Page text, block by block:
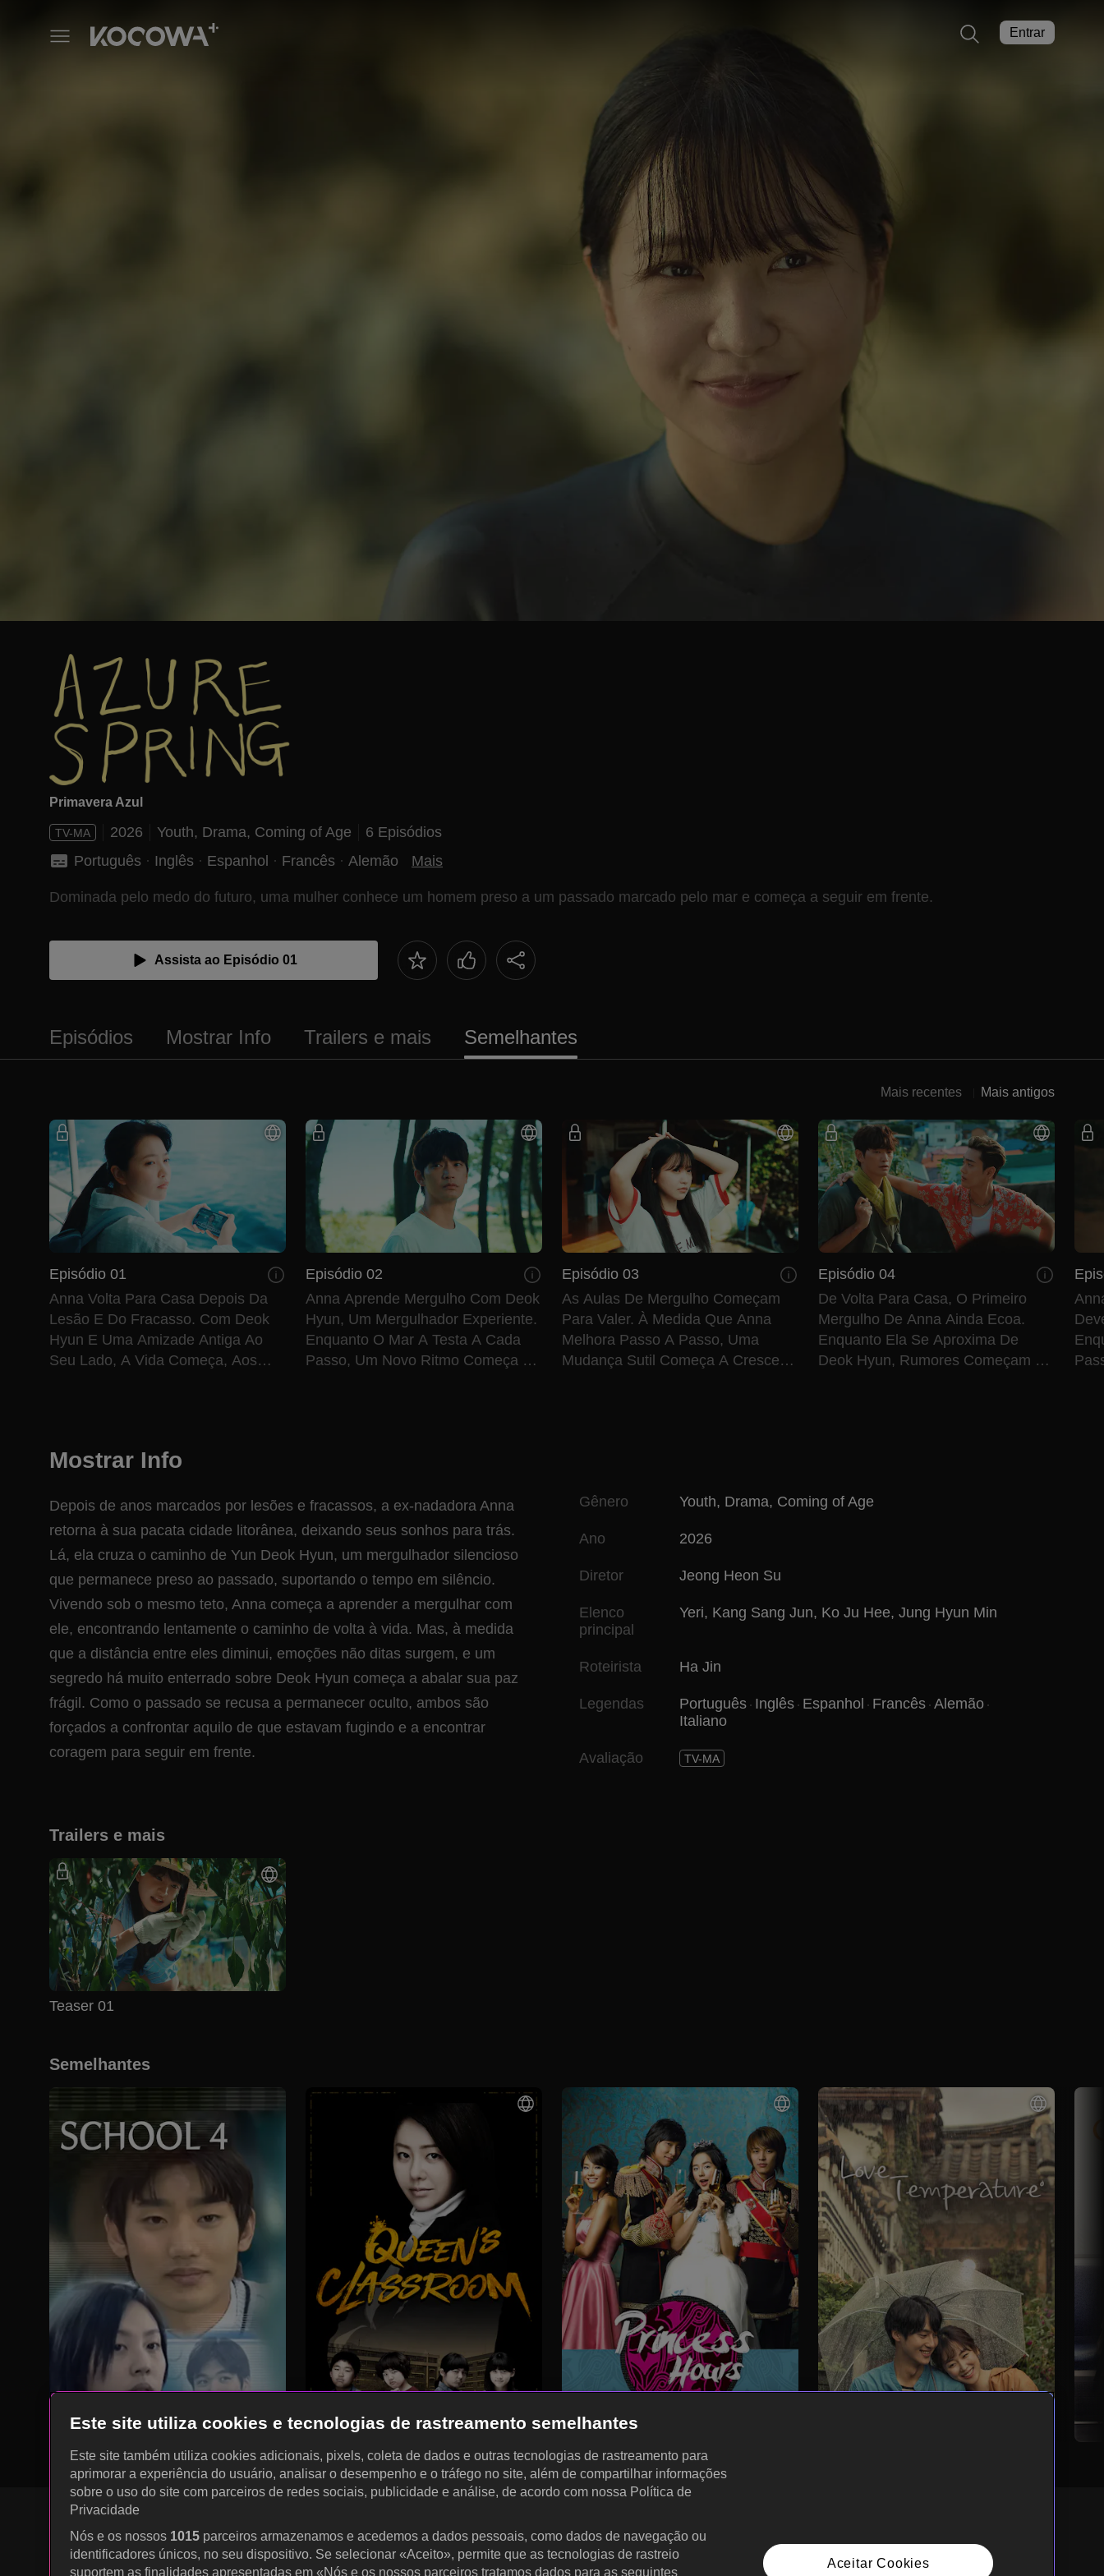
Entrar
Primavera Azul
TV-MA 2026 Youth, Drama, Coming of Age
6 Episódios
Português · Inglês · Espanhol · Francês · Alemão Mais
Dominada pelo medo do futuro, uma mulher conhece um homem preso a um passado marcado pelo mar e começa a seguir em frente.
Assista ao Episódio 01
Episódios Mostrar Info Trailers e mais Semelhantes
Mais recentes Mais antigos
Episódio 01
Anna Volta Para Casa Depois Da
Lesão E Do Fracasso. Com Deok
Hyun E Uma Amizade Antiga Ao
Seu Lado, A Vida Começa, Aos
Episódio 02
Anna Aprende Mergulho Com Deok
Hyun, Um Mergulhador Experiente.
Enquanto O Mar A Testa A Cada
Passo, Um Novo Ritmo Começa A
Episódio 03
As Aulas De Mergulho Começam
Para Valer. À Medida Que Anna
Melhora Passo A Passo, Uma
Mudança Sutil Começa A Crescer
Episódio 04
De Volta Para Casa, O Primeiro
Mergulho De Anna Ainda Ecoa.
Enquanto Ela Se Aproxima De
Deok Hyun, Rumores Começam A
Mostrar Info
Depois de anos marcados por lesões e fracassos, a ex‑nadadora Anna
retorna à sua pacata cidade litorânea, deixando seus sonhos para trás.
Lá, ela cruza o caminho de Yun Deok Hyun, um mergulhador silencioso
que permanece preso ao passado, suportando o tempo em silêncio.
Vivendo sob o mesmo teto, Anna começa a aprender a mergulhar com
ele, encontrando lentamente o caminho de volta à vida. Mas, à medida
que a distância entre eles diminui, emoções não ditas surgem, e um
segredo há muito enterrado sobre Deok Hyun começa a abalar sua paz
frágil. Como o passado se recusa a permanecer oculto, ambos são
forçados a confrontar aquilo de que estavam fugindo e a encontrar
coragem para seguir em frente.
Gênero Youth, Drama, Coming of Age
Ano 2026
Diretor Jeong Heon Su
Elenco
principal
Yeri, Kang Sang Jun, Ko Ju Hee, Jung Hyun Min
Roteirista Ha Jin
Legendas Português Inglês Espanhol Francês Alemão
Italiano
Avaliação TV-MA
Trailers e mais
Teaser 01
Semelhantes
KOCOWA+ Redes Sociais KOCOWA+ Português
Este site utiliza cookies e tecnologias de rastreamento semelhantes
Este site também utiliza cookies adicionais, pixels, coleta de dados e outras tecnologias de rastreamento para
aprimorar a experiência do usuário, analisar o desempenho e o tráfego no site, além de compartilhar informações
sobre o uso do site com parceiros de redes sociais, publicidade e análise, de acordo com nossa Política de
Privacidade
Nós e os nossos 1015 parceiros armazenamos e acedemos a dados pessoais, como dados de navegação ou
identificadores únicos, no seu dispositivo. Se selecionar «Aceito», permite que as tecnologias de rastreio
suportem as finalidades apresentadas em «Nós e os nossos parceiros tratamos dados para as seguintes
Aceitar Cookies